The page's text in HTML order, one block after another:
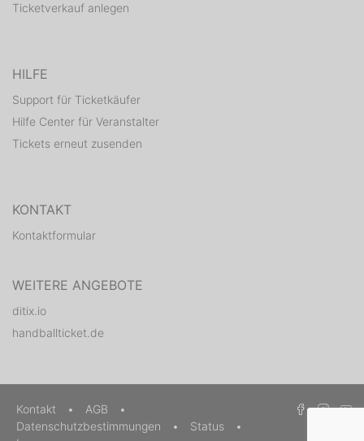
Ticketverkauf anlegen
HILFE
Support für Ticketkäufer
Hilfe Center für Veranstalter
Tickets erneut zusenden
KONTAKT
Kontaktformular
WEITERE ANGEBOTE
ditix.io
handballticket.de
Kontakt • AGB
•
Datenschutzbestimmungen
• Status
•